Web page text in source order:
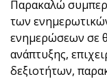
Παρακαλώ
των
ενημερώσεων σε
ανάπτυξης,
δεξιοτήτων,